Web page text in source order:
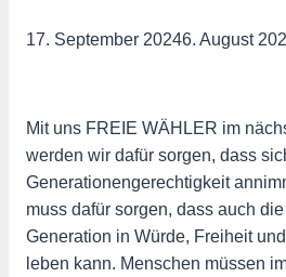
17. September 20246. August
Mit uns FREIE WÄHLER im
werden wir dafür sorgen, dass
Generationengerechtigkeit
muss dafür sorgen, dass auch
Generation in Würde, Freiheit
leben kann. Menschen müssen